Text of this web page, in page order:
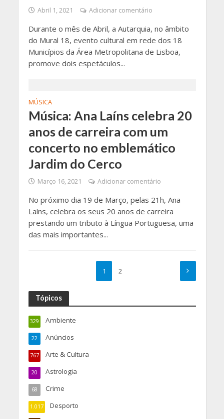
Abril 1, 2021 Adicionar comentário
Durante o mês de Abril, a Autarquia, no âmbito
do Mural 18, evento cultural em rede dos 18
Municípios da Área Metropolitana de Lisboa,
promove dois espetáculos...
MÚSICA
Música: Ana Laíns celebra 20
anos de carreira com um
concerto no emblemático
Jardim do Cerco
Março 16, 2021 Adicionar comentário
No próximo dia 19 de Março, pelas 21h, Ana
Laíns, celebra os seus 20 anos de carreira
prestando um tributo à Língua Portuguesa, uma
das mais importantes...
1 2
Tópicos
Ambiente
329
Anúncios
22
Arte & Cultura
767
Astrologia
20
Crime
68
Desporto
1.017